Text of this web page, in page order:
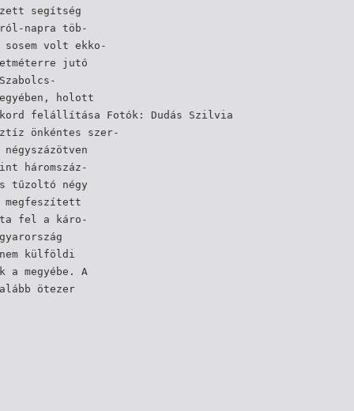
segítség
napra töb-
volt ekko-
jutó
holott
felállítása Fotók: Dudás Szilvia
önkéntes szer-
háromszáz-
tűzoltó négy
megfeszített
fel a káro-
külföldi
megyébe. A
ötezer